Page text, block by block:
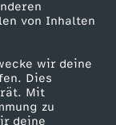
von Inhalten
wir deine
Dies
Mit
zu
deine